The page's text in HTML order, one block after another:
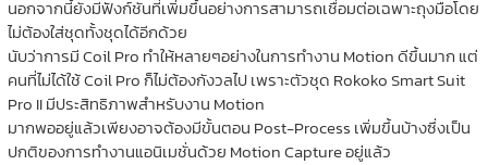
นอกจากนี้ยังมีฟังก์ชันที่เพิ่มขึ้นอย่างการสามารถเชื่อมต่อเฉพาะถุงมือโดย
ไม่ต้องใส่ชุดทั้งชุดได้อีกด้วย
นับว่าการมี Coil Pro ทำให้หลายๆอย่างในการทำงาน Motion ดีขึ้นมาก แต่
คนที่ไม่ได้ใช้ Coil Pro ก็ไม่ต้องกังวลไป เพราะตัวชุด Rokoko Smart Suit
Pro II มีประสิทธิภาพสำหรับงาน Motion
มากพออยู่แล้วเพียงอาจต้องมีขั้นตอน Post-Process เพิ่มขึ้นบ้างซึ่งเป็น
ปกติของการทำงานแอนิเมชั่นด้วย Motion Capture อยู่แล้ว